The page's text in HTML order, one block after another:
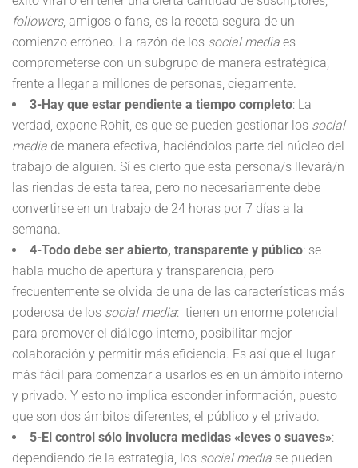
followers, amigos o fans, es la receta segura de un
comienzo erróneo. La razón de los social media es
comprometerse con un subgrupo de manera estratégica,
frente a llegar a millones de personas, ciegamente.
3-Hay que estar pendiente a tiempo completo: La
verdad, expone Rohit, es que se pueden gestionar los social
media de manera efectiva, haciéndolos parte del núcleo del
trabajo de alguien. Sí es cierto que esta persona/s llevará/n
las riendas de esta tarea, pero no necesariamente debe
convertirse en un trabajo de 24 horas por 7 días a la
semana.
4-Todo debe ser abierto, transparente y público: se
habla mucho de apertura y transparencia, pero
frecuentemente se olvida de una de las características más
poderosa de los social media: tienen un enorme potencial
para promover el diálogo interno, posibilitar mejor
colaboración y permitir más eficiencia. Es así que el lugar
más fácil para comenzar a usarlos es en un ámbito interno
y privado. Y esto no implica esconder información, puesto
que son dos ámbitos diferentes, el público y el privado.
5-El control sólo involucra medidas «leves o suaves»:
dependiendo de la estrategia, los social media se pueden